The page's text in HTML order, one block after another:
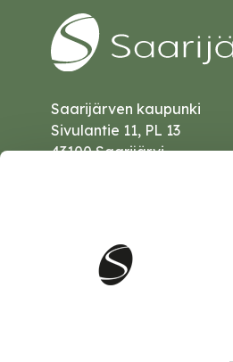
Saarijärven kaupunki
Sivulantie 11, PL 13
43100 Saarijärvi